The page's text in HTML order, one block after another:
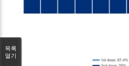
목록
열기